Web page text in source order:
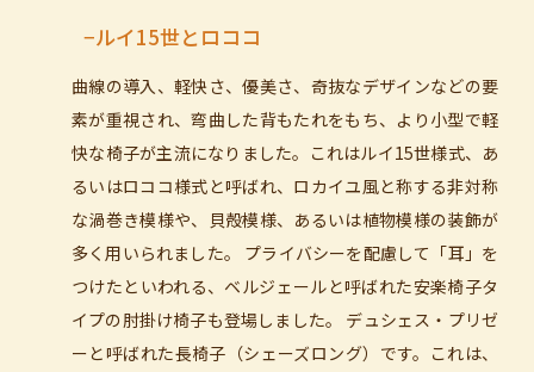
−ルイ15世とロココ
曲線の導入、軽快さ、優美さ、奇抜なデザインなどの要
素が重視され、弯曲した背もたれをもち、より小型で軽
快な椅子が主流になりました。これはルイ15世様式、あ
るいはロココ様式と呼ばれ、ロカイユ風と称する非対称
な渦巻き模様や、貝殻模様、あるいは植物模様の装飾が
多く用いられました。 プライバシーを配慮して「耳」を
つけたといわれる、ベルジェールと呼ばれた安楽椅子タ
イプの肘掛け椅子も登場しました。 デュシェス・プリゼ
ーと呼ばれた長椅子（シェーズロング）です。これは、